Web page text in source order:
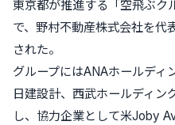
東京都が推進する「空飛ぶク
で、野村不動産株式会社を代
された。
グループにはANAホールディ
日建設計、西武ホールディ
し、協力企業として米Joby